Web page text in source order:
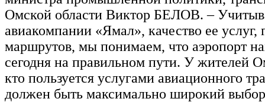
Омской области Виктор БЕЛОВ. –
авиакомпании «Ямал», качество ее услуг,
маршрутов, мы понимаем, что аэропорт
сегодня на правильном пути. У жителей
кто пользуется услугами авиационного
должен быть максимально широкий